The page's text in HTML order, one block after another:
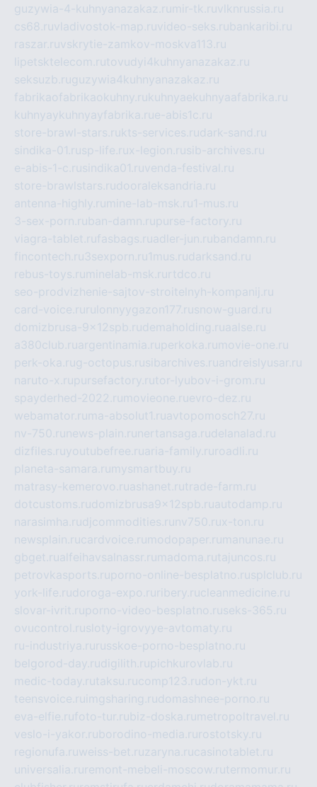
guzywia-4-kuhnyanazakaz.ru mir-tk.ruvlknrussia.ru
cs68.ruvladivostok-map.ruvideo-seks.rubankaribi.ru
raszar.ruvskrytie-zamkov-moskva113.ru
lipetsktelecom.rutovudyi4kuhnyanazakaz.ru
seksuzb.ruguzywia4kuhnyanazakaz.ru
fabrikaofabrikaokuhny.rukuhnyaekuhnyaafabrika.ru
kuhnyaykuhnyayfabrika.rue-abis1c.ru
store-brawl-stars.rukts-services.rudark-sand.ru
sindika-01.rusp-life.rux-legion.rusib-archives.ru
e-abis-1-c.rusindika01.ruvenda-festival.ru
store-brawlstars.rudooraleksandria.ru
antenna-highly.ru mine-lab-msk.ru1-mus.ru
3-sex-porn.ruban-damn.rupurse-factory.ru
viagra-tablet.rufasbags.ruadler-jun.rubandamn.ru
fincontech.ru3sexporn.ru1mus.rudarksand.ru
rebus-toys.ru minelab-msk.ru rtdco.ru
seo-prodvizhenie-sajtov-stroitelnyh-kompanij.ru
card-voice.ru rulonnyygazon177.rusnow-guard.ru
domizbrusa-9x12spb.rudemaholding.ruaalse.ru
a380club.ruargentinamia.ruperkoka.ru movie-one.ru
perk-oka.rug-octopus.rusibarchives.ruandreislyusar.ru
naruto-x.rupursefactory.rutor-lyubov-i-grom.ru
spayderhed-2022.ru movieone.ruevro-dez.ru
webamator.ru ma-absolut1.ruavtopomosch27.ru
nv-750.ru news-plain.ru nertansaga.rudelanalad.ru
dizfiles.ruyoutubefree.ruaria-family.ru roadli.ru
planeta-samara.ru mysmartbuy.ru
matrasy-kemerovo.ruashanet.rutrade-farm.ru
dotcustoms.rudomizbrusa9x12spb.ruautodamp.ru
narasimha.rudjcommodities.ru nv750.rux-ton.ru
newsplain.rucardvoice.ru modopaper.ru manunae.ru
gbget.rualfeihavsalnassr.ru madoma.rutajuncos.ru
petrovkasports.ruporno-online-besplatno.rusplclub.ru
york-life.rudoroga-expo.ru ribery.rucleanmedicine.ru
slovar-ivrit.ruporno-video-besplatno.ruseks-365.ru
ovucontrol.rusloty-igrovyye-avtomaty.ru
ru-industriya.ru russkoe-porno-besplatno.ru
belgorod-day.rudigilith.rupichkurovlab.ru
medic-today.rutaksu.rucomp123.rudon-ykt.ru
teensvoice.ru imgsharing.rudomashnee-porno.ru
eva-elfie.rufoto-tur.rubiz-doska.ru metropoltravel.ru
veslo-i-yakor.ruborodino-media.ru rostotsky.ru
regionufa.ruweiss-bet.ruzaryna.rucasinotablet.ru
universalia.ru remont-mebeli-moscow.rutermomur.ru